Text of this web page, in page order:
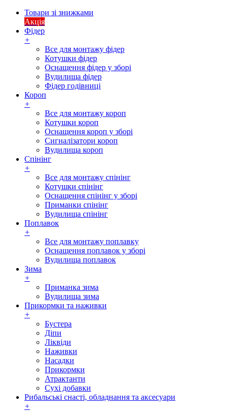
Товари зі знижками
Акція
Фідер
+
Все для монтажу фідер
Котушки фідер
Оснащення фідер у зборі
Вудилища фідер
Фідер годівниці
Короп
+
Все для монтажу короп
Котушки короп
Оснащення короп у зборі
Сигналізатори короп
Вудилища короп
Спінінг
+
Все для монтажу спінінг
Котушки спінінг
Оснащення спінінг у зборі
Приманки спінінг
Вудилища спінінг
Поплавок
+
Все для монтажу поплавку
Оснащення поплавок у зборі
Вудилища поплавок
Зима
+
Приманка зима
Вудилища зима
Прикормки та наживки
+
Бустера
Діпи
Ліквіди
Наживки
Насадки
Прикормки
Атрактанти
Сухі добавки
Рибальські снасті, обладнання та аксесуари
+